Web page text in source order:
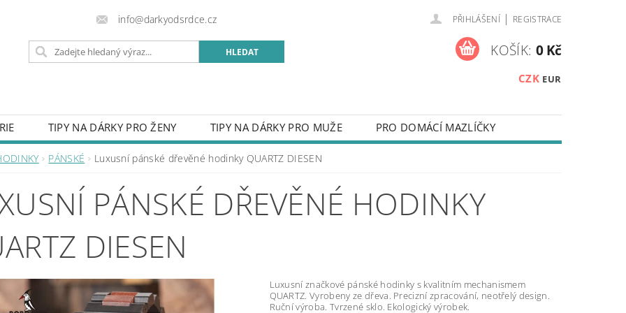
info@darkyodsrdce.cz PŘIHLÁŠENÍ | REGISTRACE
CZK EUR
KOŠÍK: 0 Kč
TIPY NA DÁRKY PRO ŽENY TIPY NA DÁRKY PRO MUŽE
PRO DOMÁCÍ MAZLÍČKY
Z FOTKY HODINKY OBLEČENÍ PŘÍVĚSKY NA KLÍČE
MOTÝLKY RUČNĚ VYRÁBĚNÉ VÝROBKY
OBALY NA MOBILNÍ TELEFONY
OBCHODNÍ PODMÍNKY NAPIŠTE NÁM
PÁNSKÉ Luxusní pánské dřevěné hodinky QUARTZ DIESEN
PÁNSKÉ DŘEVĚNÉ HODINKY
DIESEN
Luxusní značkové pánské hodinky s kvalitním mechanismem
QUARTZ. Vyrobeny ze dřeva. Precizní zpracování, neotřelý design.
Ruční výroba. Tvrzené sklo. Ekologický výrobek.